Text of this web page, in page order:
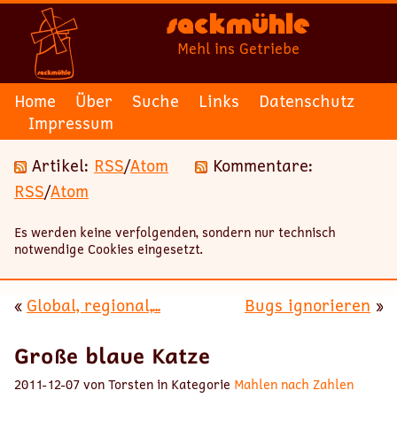
Sackmühle
Mehl ins Getriebe
Home Über Suche Links
Datenschutz
Impressum
Artikel: RSS/Atom
Kommentare:
RSS/Atom
Es werden keine verfolgenden, sondern nur technisch
notwendige Cookies eingesetzt.
« Global, regional,... Bugs ignorieren »
Große blaue Katze
2011-12-07 von Torsten in Kategorie Mahlen nach Zahlen